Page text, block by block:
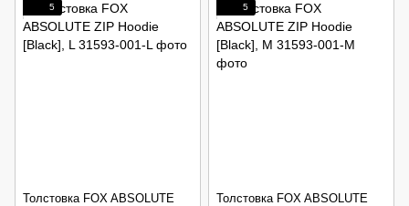
5
Толстовка FOX ABSOLUTE
5
Толстовка FOX ABSOLUTE